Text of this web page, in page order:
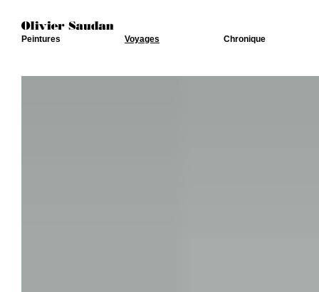
Peintures Voyages Chronique